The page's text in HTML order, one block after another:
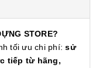
STORE?
tối ưu chi phí:sử
tiếp từ hãng,